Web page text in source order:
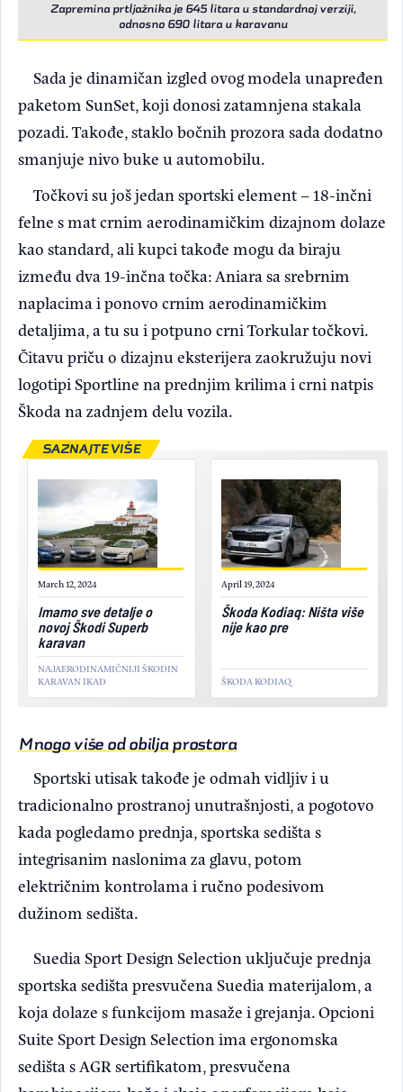
Zapremina prtljažnika je 645 litara u standardnoj verziji,
odnosno 690 litara u karavanu
Sada je dinamičan izgled ovog modela unapređen
paketom SunSet, koji donosi zatamnjena stakala
pozadi. Takođe, staklo bočnih prozora sada dodatno
smanjuje nivo buke u automobilu.
Točkovi su još jedan sportski element – ​​18-inčni
felne s mat crnim aerodinamičkim dizajnom dolaze
kao standard, ali kupci takođe mogu da biraju
između dva 19-inčna točka: Aniara sa srebrnim
naplacima i ponovo crnim aerodinamičkim
detaljima, a tu su i potpuno crni Torkular točkovi.
Čitavu priču o dizajnu eksterijera zaokružuju novi
logotipi Sportline na prednjim krilima i crni natpis
Škoda na zadnjem delu vozila.
March 12, 2024
Imamo sve detalje o
novoj Škodi Superb
karavan
NAJAERODINAMIČNIJI ŠKODIN
KARAVAN IKAD
April 19, 2024
Škoda Kodiaq: Ništa više
nije kao pre
ŠKODA KODIAQ
SAZNAJTE VIŠE
Mnogo više od obilja prostora
Sportski utisak takođe je odmah vidljiv i u
tradicionalno prostranoj unutrašnjosti, a pogotovo
kada pogledamo prednja, sportska sedišta s
integrisanim naslonima za glavu, potom
električnim kontrolama i ručno podesivom
dužinom sedišta.
Suedia Sport Design Selection uključuje prednja
sportska sedišta presvučena Suedia materijalom, a
koja dolaze s funkcijom masaže i grejanja. Opcioni
Suite Sport Design Selection ima ergonomska
sedišta s AGR sertifikatom, presvučena